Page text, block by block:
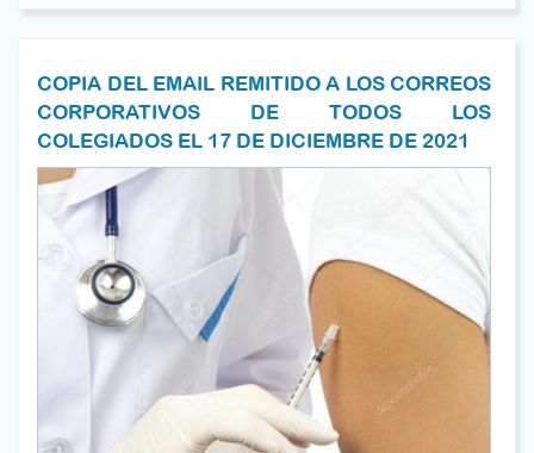
COPIA DEL EMAIL REMITIDO A LOS CORREOS
CORPORATIVOS DE TODOS LOS
COLEGIADOS EL 17 DE DICIEMBRE DE 2021